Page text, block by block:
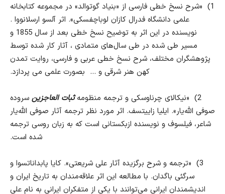
1)
«شرح نسخ خطی فارسی از «بنیاد گوتوالد» در مجموعه کتابخانه
علمی دانشگاه فدرال کازان لوباچفسکی». اثر آلسو ارسلانووا .
نویسنده در این اثر به توضیح نسخ خطی بعد از سال 1855 و
مسیر طی شده در طی سال‌های متمادی ، آثار کار شده توسط
پژوهشگران مختلف، شرح نسخ خطی عربی و فارسی، روایت تمدن
کهن هنر شرقی و … بصورت علمی می پردازد.
2) «نیکالای چرناوسکی و ترجمه منظومهثبات العاجزین سروده
صوفی الله‌یار». ایلیا زاییتسف. اثر مورد نظر ترجمه آثار صوفی الله‌یار
شاعر، فیلسوف و نویسنده ازبکستانی است که به زبان روسی ترجمه
شده است.
3)
«ترجمه و شرح برگزیده آثار علی شریعتی». کایا پابداناتسوا و
سرگئی باگدان. با مطالعه این اثر علاقه‌مندان به تاریخ ایران و
اندیشمندان ایرانی می‌توانند با یکی از متفکران ایرانی به نام علی